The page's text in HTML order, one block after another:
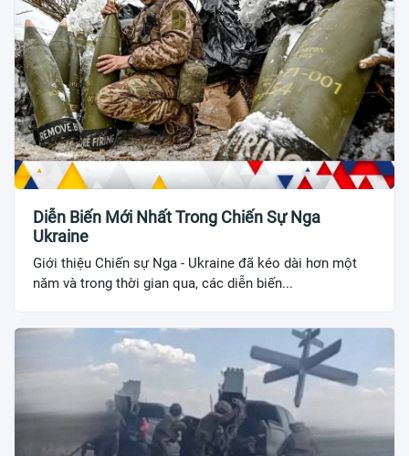
Diễn Biến Mới Nhất Trong Chiến Sự Nga
Ukraine
Giới thiệu Chiến sự Nga - Ukraine đã kéo dài hơn một
năm và trong thời gian qua, các diễn biến...